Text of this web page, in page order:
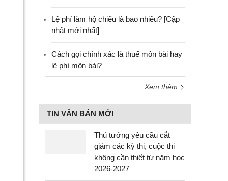
Lệ phí làm hộ chiếu là bao nhiêu? [Cập
nhật mới nhất]
Cách gọi chính xác là thuế môn bài hay
lệ phí môn bài?
Xem thêm
TIN VĂN BẢN MỚI
Thủ tướng yêu cầu cắt
giảm các kỳ thi, cuộc thi
không cần thiết từ năm học
2026-2027